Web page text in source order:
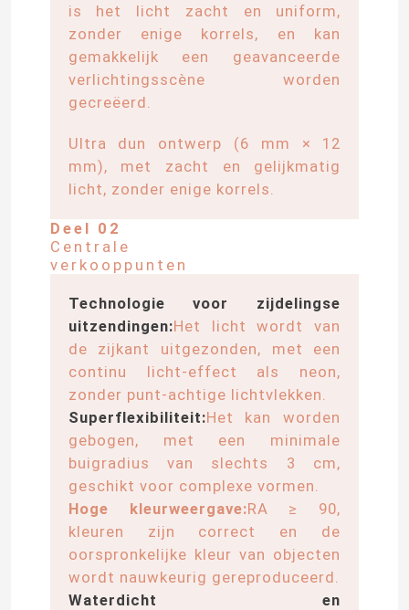
is het licht zacht en uniform,
zonder enige korrels, en kan
gemakkelijk een geavanceerde
verlichtingsscène worden
gecreëerd.
Ultra dun ontwerp (6 mm × 12
mm), met zacht en gelijkmatig
licht, zonder enige korrels.
Deel 02
Centrale
verkooppunten
Technologie voor zijdelingse
uitzendingen:Het licht wordt van
de zijkant uitgezonden, met een
continu licht-effect als neon,
zonder punt-achtige lichtvlekken.
Superflexibiliteit:Het kan worden
gebogen, met een minimale
buigradius van slechts 3 cm,
geschikt voor complexe vormen.
Hoge kleurweergave:RA ≥ 90,
kleuren zijn correct en de
oorspronkelijke kleur van objecten
wordt nauwkeurig gereproduceerd.
Waterdicht en